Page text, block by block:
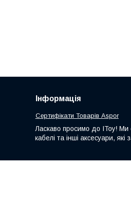
Інформація
Сертифікати Товарів Aspor
Ласкаво просимо до IToy! Ми
кабелі та інші аксесуари,